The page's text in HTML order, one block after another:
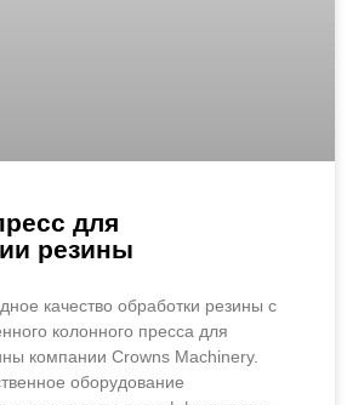
для
резины
качество обработки резины с
колонного пресса для
компании Crowns Machinery.
оборудование